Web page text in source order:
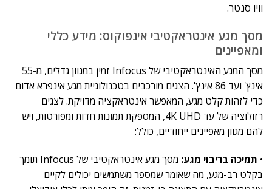
וויו סנטר.
מסך מגע אינטראקטיבי אינפוקוס: מידע כללי
ומאפיינים
מסך המגע האינטראקטיבי של Infocus זמין במגוון גדלים, מ-55
אינץ' ועד 86 אינץ'. הצגים מורכבים בטכנולוגיית מגע אינפרא אדום
כדי לזהות קלט מגע, המאפשר אינטראקציה מדויקת. לצגים
רזולוציה של עד 4K UHD, המספקת תמונות חדות ומפורטות, ויש
להם מגוון מאפיינים ייחודיים, כולל:
• תמיכה בריבוי מגע:
מסך מגע אינטראקטיבי של Infocus תומך
בקלט רב-מגע, מה שאומר שמספר משתמשים יכולים לקיים